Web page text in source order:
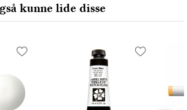
Netherlands
kunne lide disse